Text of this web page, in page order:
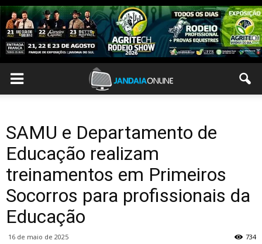
SAMU e Departamento de
Educação realizam
treinamentos em Primeiros
Socorros para profissionais da
Educação
16 de maio de 2025 734